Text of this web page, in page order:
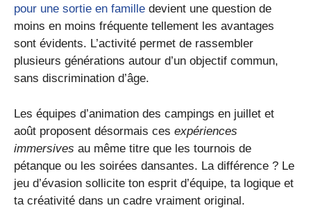
pour une sortie en famille devient une question de
moins en moins fréquente tellement les avantages
sont évidents. L’activité permet de rassembler
plusieurs générations autour d’un objectif commun,
sans discrimination d’âge.
Les équipes d’animation des campings en juillet et
août proposent désormais ces expériences
immersives au même titre que les tournois de
pétanque ou les soirées dansantes. La différence ? Le
jeu d’évasion sollicite ton esprit d’équipe, ta logique et
ta créativité dans un cadre vraiment original.